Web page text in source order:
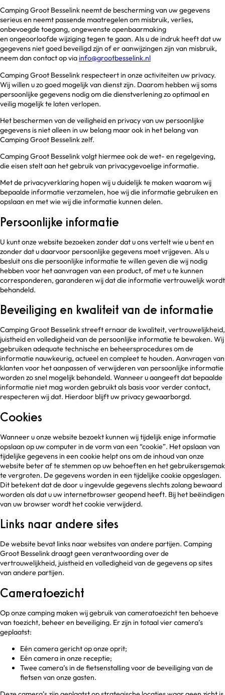
Camping Groot Besselink neemt de bescherming van uw gegevens
serieus en neemt passende maatregelen om misbruik, verlies,
onbevoegde toegang, ongewenste openbaarmaking
en ongeoorloofde wijziging tegen te gaan. Als u de indruk heeft dat uw
gegevens niet goed beveiligd zijn of er aanwijzingen zijn van misbruik,
neem dan contact op via info@grootbesselink.nl
Camping Groot Besselink respecteert in onze activiteiten uw privacy.
Wij willen u zo goed mogelijk van dienst zijn. Daarom hebben wij soms
persoonlijke gegevens nodig om die dienstverlening zo optimaal en
veilig mogelijk te laten verlopen.
Het beschermen van de veiligheid en privacy van uw persoonlijke
gegevens is niet alleen in uw belang maar ook in het belang van
Camping Groot Besselink zelf.
Camping Groot Besselink volgt hiermee ook de wet- en regelgeving,
die eisen stelt aan het gebruik van privacygevoelige informatie.
Met de privacyverklaring hopen wij u duidelijk te maken waarom wij
bepaalde informatie verzamelen, hoe wij die informatie gebruiken en
opslaan en met wie wij die informatie kunnen delen.
Persoonlijke informatie
U kunt onze website bezoeken zonder dat u ons vertelt wie u bent en
zonder dat u daarvoor persoonlijke gegevens moet vrijgeven. Als u
besluit ons die persoonlijke informatie te willen geven die wij nodig
hebben voor het aanvragen van een product, of met u te kunnen
corresponderen, garanderen wij dat die informatie vertrouwelijk wordt
behandeld.
Beveiliging en kwaliteit van de informatie
Camping Groot Besselink streeft ernaar de kwaliteit, vertrouwelijkheid,
juistheid en volledigheid van de persoonlijke informatie te bewaken. Wij
gebruiken adequate technische en beheersprocedures om de
informatie nauwkeurig, actueel en compleet te houden. Aanvragen van
klanten voor het aanpassen of verwijderen van persoonlijke informatie
worden zo snel mogelijk behandeld. Wanneer u aangeeft dat bepaalde
informatie niet mag worden gebruikt als basis voor verder contact,
respecteren wij dat. Hierdoor blijft uw privacy gewaarborgd.
Cookies
Wanneer u onze website bezoekt kunnen wij tijdelijk enige informatie
opslaan op uw computer in de vorm van een “cookie”. Het opslaan van
tijdelijke gegevens in een cookie helpt ons om de inhoud van onze
website beter af te stemmen op uw behoeften en het gebruikersgemak
te vergroten. De gegevens worden in een tijdelijke cookie opgeslagen.
Dit betekent dat de door u ingevulde gegevens slechts zolang bewaard
worden als dat u uw internetbrowser geopend heeft. Bij het beëindigen
van uw browser wordt het cookie verwijderd.
Links naar andere sites
De website bevat links naar websites van andere partijen. Camping
Groot Besselink draagt geen verantwoording over de
vertrouwelijkheid, juistheid en volledigheid van de gegevens op sites
van andere partijen.
Cameratoezicht
Op onze camping maken wij gebruik van cameratoezicht ten behoeve
van toezicht, beheer en beveiliging. Er zijn in totaal vier camera’s
geplaatst:
Eén camera gericht op onze oprit;
Eén camera in onze receptie;
Twee camera’s in de fietsenstalling voor de beveiliging van de
fietsen van onze gasten.